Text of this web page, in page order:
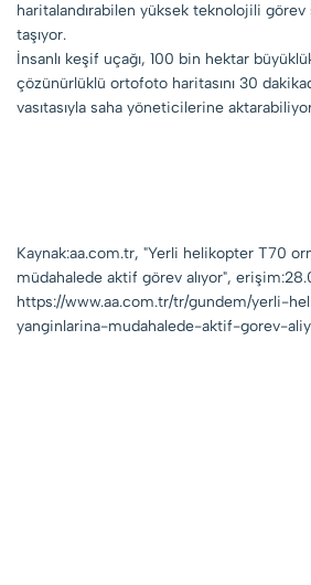
haritalandırabilen yüksek teknolojili
taşıyor.
İnsanlı keşif uçağı, 100 bin hektar
çözünürlüklü ortofoto haritasını 30
vasıtasıyla saha yöneticilerine
Kaynak:aa.com.tr, "Yerli helikopter T70
müdahalede aktif görev alıyor",
https://www.aa.com.tr/tr/gundem/yerli-
yanginlarina-mudahalede-aktif-gorev-